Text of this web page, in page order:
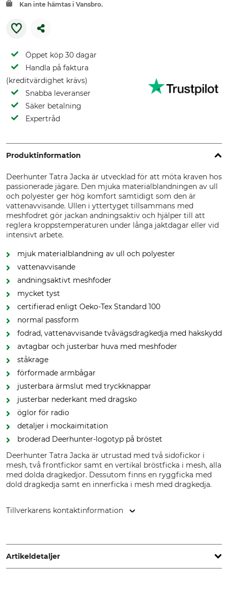
Kan inte hämtas i Vansbro.
Öppet köp 30 dagar
Handla på faktura
(kreditvärdighet krävs)
Snabba leveranser
Säker betalning
Expertråd
Produktinformation
Deerhunter Tatra Jacka är utvecklad för att möta kraven hos
passionerade jägare. Den mjuka materialblandningen av ull
och polyester ger hög komfort samtidigt som den är
vattenavvisande. Ullen i yttertyget tillsammans med
meshfodret gör jackan andningsaktiv och hjälper till att
reglera kroppstemperaturen under långa jaktdagar eller vid
intensivt arbete.
mjuk materialblandning av ull och polyester
vattenavvisande
andningsaktivt meshfoder
mycket tyst
certifierad enligt Oeko-Tex Standard 100
normal passform
fodrad, vattenavvisande tvåvägsdragkedja med hakskydd
avtagbar och justerbar huva med meshfoder
ståkrage
förformade armbågar
justerbara ärmslut med tryckknappar
justerbar nederkant med dragsko
öglor för radio
detaljer i mockaimitation
broderad Deerhunter-logotyp på bröstet
Deerhunter Tatra Jacka är utrustad med två sidofickor i
mesh, två frontfickor samt en vertikal bröstficka i mesh, alla
med dolda dragkedjor. Dessutom finns en ryggficka med
dold dragkedja samt en innerficka i mesh med dragkedja.
Tillverkarens kontaktinformation
www.deerhunter.eu
Artikeldetaljer